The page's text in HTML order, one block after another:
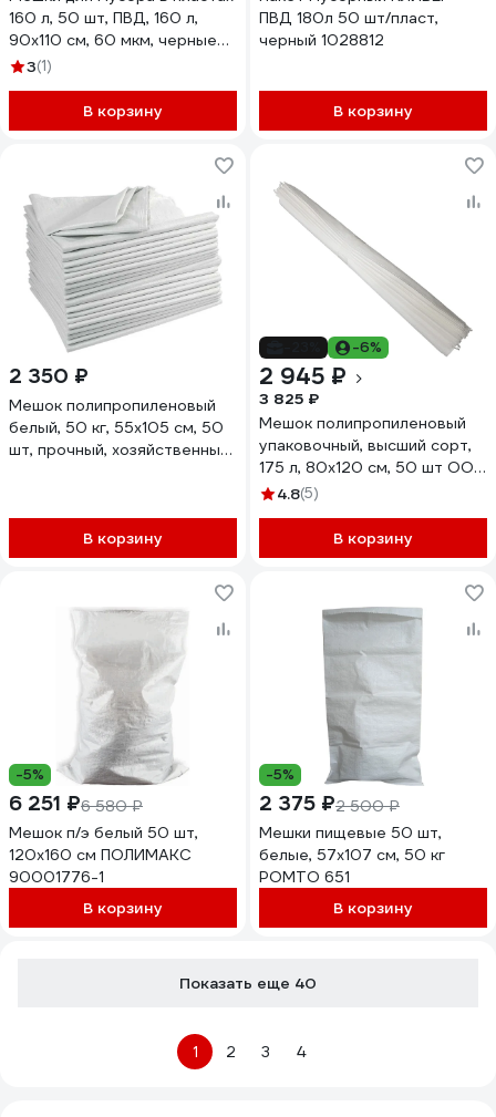
160 л, 50 шт, ПВД, 160 л,
90x110 см, 60 мкм, черные
EUROHOUSE 12340
3(1)
В корзину
ПВД 180л 50 шт/пласт,
черный 1028812
В корзину
2 350 ₽
Мешок полипропиленовый
белый, 50 кг, 55x105 см, 50
шт, прочный, хозяйственный
В корзину
-6%
2 945 ₽
3 825 ₽
Мешок полипропиленовый
упаковочный, высший сорт,
175 л, 80x120 см, 50 шт ООО
"Тандем Альянс" 0022
4.8(5)
В корзину
-5%
6 251 ₽6 580 ₽
Мешок п/э белый 50 шт,
120x160 см ПОЛИМАКС
90001776-1
В корзину
-5%
2 375 ₽2 500 ₽
Мешки пищевые 50 шт,
белые, 57x107 см, 50 кг
РОМТО 651
В корзину
Показать еще 40
1 2 3 4